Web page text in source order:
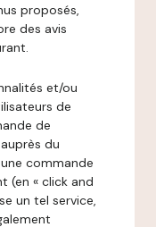
proposés,
des avis
et/ou
de
de
du
commande
(en « click and
un tel service,